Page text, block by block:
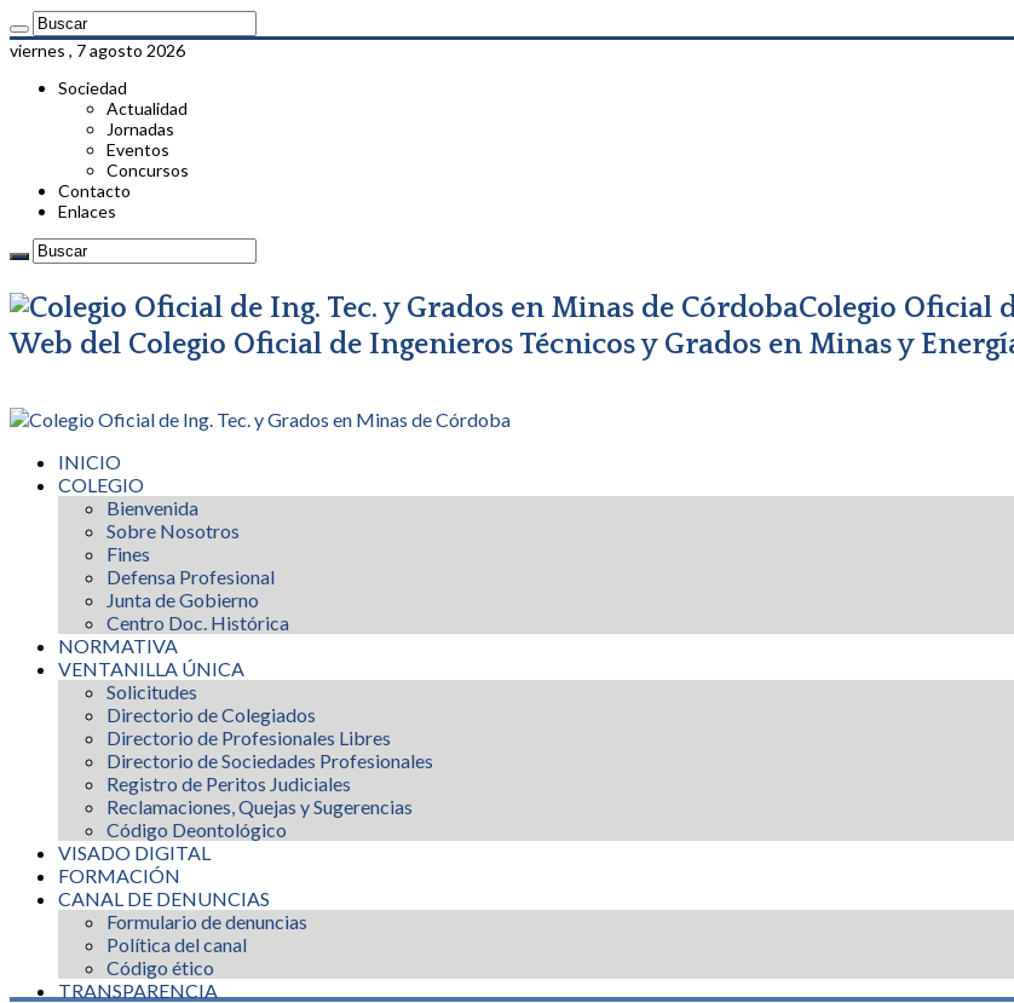
viernes , 7 agosto 2026
Sociedad
Actualidad
Jornadas
Eventos
Concursos
Contacto
Enlaces
Colegio Oficial
Web del Colegio Oficial de Ingenieros Técnicos y Grados en Minas y
INICIO
COLEGIO
Bienvenida
Sobre Nosotros
Fines
Defensa Profesional
Junta de Gobierno
Centro Doc. Histórica
NORMATIVA
VENTANILLA ÚNICA
Solicitudes
Directorio de Colegiados
Directorio de Profesionales Libres
Directorio de Sociedades Profesionales
Registro de Peritos Judiciales
Reclamaciones, Quejas y Sugerencias
Código Deontológico
VISADO DIGITAL
FORMACIÓN
CANAL DE DENUNCIAS
Formulario de denuncias
Política del canal
Código ético
TRANSPARENCIA